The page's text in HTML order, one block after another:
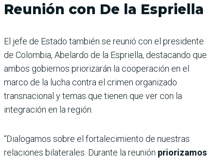
Reunión con De la Espriella
El jefe de Estado también se reunió con el presidente
de Colombia, Abelardo de la Espriella, destacando que
ambos gobiernos priorizarán la cooperación en el
marco de la lucha contra el crimen organizado
transnacional y temas que tienen que ver con la
integración en la región.
“Dialogamos sobre el fortalecimiento de nuestras
relaciones bilaterales. Durante la reunión priorizamos